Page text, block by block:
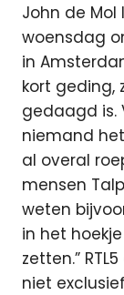
John de
woensdag
in
kort geding,
gedaagd is.
niemand
al overal
mensen
weten
in het
zetten.”
niet